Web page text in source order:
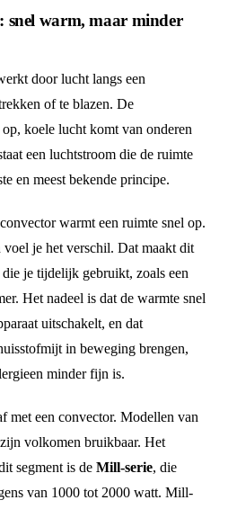
snel warm, maar minder
door lucht langs een
of te blazen. De
koele lucht komt van onderen
een luchtstroom die de ruimte
en meest bekende principe.
warmt een ruimte snel op.
je het verschil. Dat maakt dit
je tijdelijk gebruikt, zoals een
Het nadeel is dat de warmte snel
uitschakelt, en dat
in beweging brengen,
minder fijn is.
met een convector. Modellen van
volkomen bruikbaar. Het
segment is de Mill-serie, die
van 1000 tot 2000 watt. Mill-